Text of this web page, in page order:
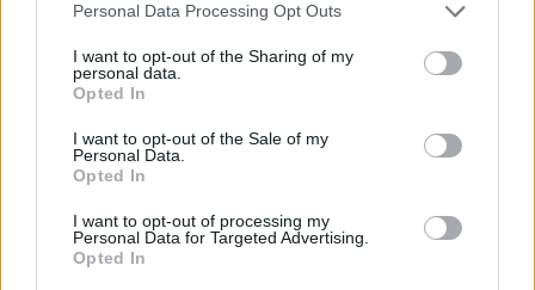
Personal Data Processing Opt Outs
I want to opt-out of the Sharing of my
personal data.
Opted In
I want to opt-out of the Sale of my
Personal Data.
Opted In
I want to opt-out of processing my
Personal Data for Targeted Advertising.
Opted In